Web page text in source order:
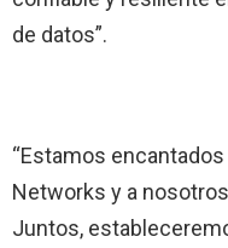
de datos”.
“Estamos
Networks y a
Juntos,